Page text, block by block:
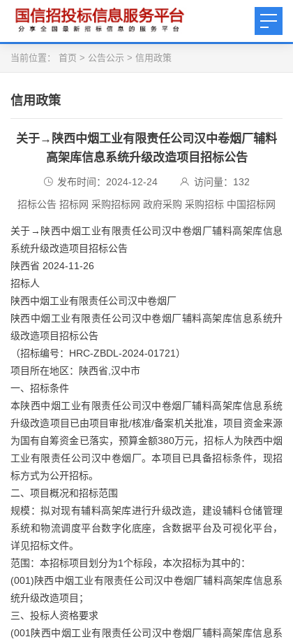
当前位置： 首页 > 公告公示 > 信用政策
信用政策
关于→陕西中烟工业有限责任公司汉中卷烟厂辅料
高架库信息系统升级改造项目招标公告
发布时间：2024-12-24 访问量： 132
招标公告 招标网 采购招标网 政府采购 采购招标 中国招标网
关于→陕西中烟工业有限责任公司汉中卷烟厂辅料高架库信息
系统升级改造项目招标公告
陕西省 2024-11-26
招标人
陕西中烟工业有限责任公司汉中卷烟厂
陕西中烟工业有限责任公司汉中卷烟厂辅料高架库信息系统升
级改造项目招标公告
（招标编号：HRC-ZBDL-2024-01721）
项目所在地区：陕西省,汉中市
一、招标条件
本陕西中烟工业有限责任公司汉中卷烟厂辅料高架库信息系统
升级改造项目已由项目审批/核准/备案机关批准，项目资金来源
为国有自筹资金已落实，预算金额380万元，招标人为陕西中烟
工业有限责任公司汉中卷烟厂。本项目已具备招标条件，现招
标方式为公开招标。
二、项目概况和招标范围
规模：拟对现有辅料高架库进行升级改造，建设辅料仓储管理
系统和物流调度平台数字化底座，含数据平台及可视化平台，
详见招标文件。
范围：本招标项目划分为1个标段，本次招标为其中的：
(001)陕西中烟工业有限责任公司汉中卷烟厂辅料高架库信息系
统升级改造项目；
三、投标人资格要求
(001陕西中烟工业有限责任公司汉中卷烟厂辅料高架库信息系